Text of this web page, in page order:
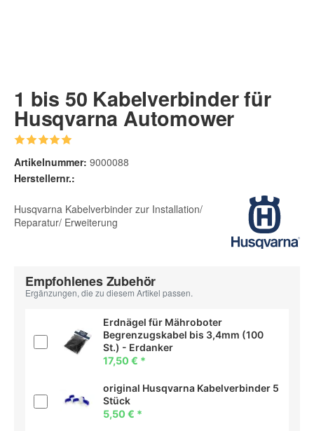
1 bis 50 Kabelverbinder für
Husqvarna Automower
Artikelnummer: 9000088
Herstellernr.:
Husqvarna Kabelverbinder zur Installation/
Reparatur/ Erweiterung
Empfohlenes Zubehör
Ergänzungen, die zu diesem Artikel passen.
Erdnägel für Mähroboter
Begrenzugskabel bis 3,4mm (100
St.) - Erdanker
17,50 € *
original Husqvarna Kabelverbinder 5
Stück
5,50 € *